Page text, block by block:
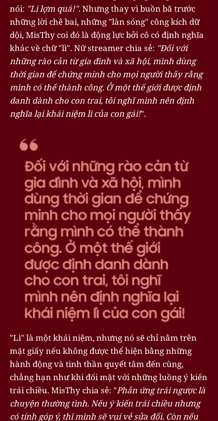
nói: "Lì lợm quá!".Nhưng thay vì buồn bã trước
những lời chê bai, những "làn sóng" công kích dữ
dội, MisThy coi đó là động lực bởi cô có định nghĩa
khác về chữ "lì". Nữ streamer chia sẻ: "Đối với
những rào cản từ gia đình và xã hội, mình dùng
thời gian để chứng minh cho mọi người thấy rằng
mình có thể thành công. Ở một thế giới được định
danh dành cho con trai, tôi nghĩ mình nên định
nghĩa lại khái niệm lì của con gái!".
"Lì" là một khái niệm, nhưng nó sẽ chỉ nằm trên
mặt giấy nếu không được thể hiện bằng những
hành động và tinh thần quyết tâm đến cùng,
chẳng hạn như khi đối mặt với những luồng ý kiến
trái chiều. MisThy chia sẻ: "Phản ứng trái ngược là
chuyện thường tình. Nếu ý kiến trái chiều nhưng
có tính góp ý, thì mình sẽ vui vẻ sửa đổi. Còn nếu